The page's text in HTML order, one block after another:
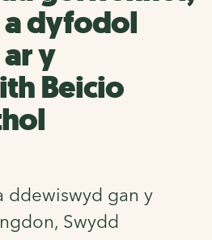
dyfodol
y
Beicio
ddewiswyd gan y
Swydd